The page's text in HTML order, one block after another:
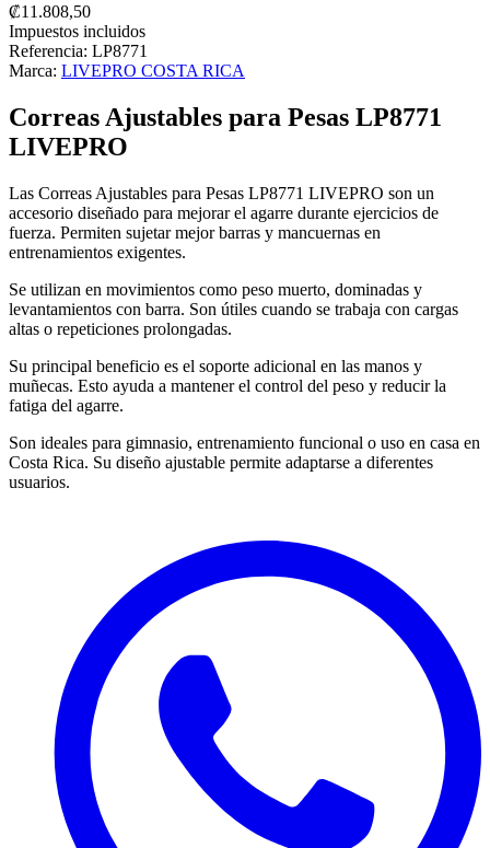
₡11.808,50
Impuestos incluidos
Referencia: LP8771
Marca: LIVEPRO COSTA RICA
Correas Ajustables para Pesas LP8771
LIVEPRO
Las Correas Ajustables para Pesas LP8771 LIVEPRO son un
accesorio diseñado para mejorar el agarre durante ejercicios de
fuerza. Permiten sujetar mejor barras y mancuernas en
entrenamientos exigentes.
Se utilizan en movimientos como peso muerto, dominadas y
levantamientos con barra. Son útiles cuando se trabaja con cargas
altas o repeticiones prolongadas.
Su principal beneficio es el soporte adicional en las manos y
muñecas. Esto ayuda a mantener el control del peso y reducir la
fatiga del agarre.
Son ideales para gimnasio, entrenamiento funcional o uso en casa en
Costa Rica. Su diseño ajustable permite adaptarse a diferentes
usuarios.